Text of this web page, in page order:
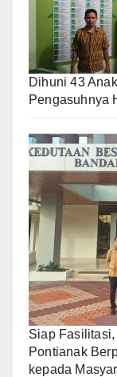
Dihuni 43
Pengasuhnya
Siap
Pontianak
kepada